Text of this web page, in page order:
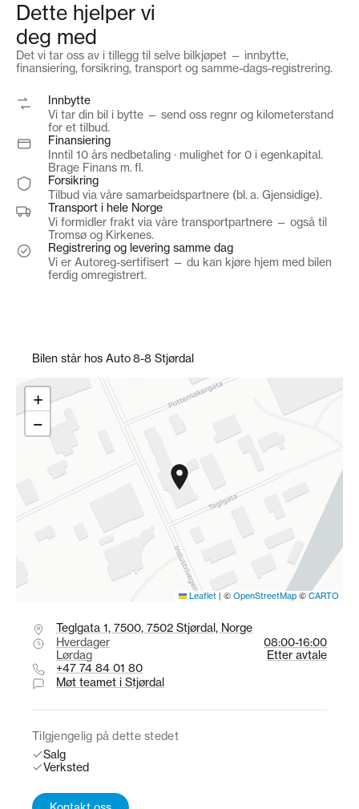
Totalt å betale for lånet
Finansiering via Brage Finans
Dette hjelper vi
deg med
Det vi tar oss av i tillegg til selve bilkjøpet — innbytte,
finansiering, forsikring, transport og samme-dags-registrering.
Innbytte
Vi tar din bil i bytte — send oss regnr og kilometerstand
for et tilbud.
Finansiering
Inntil 10 års nedbetaling · mulighet for 0 i egenkapital.
Brage Finans m. fl.
Forsikring
Tilbud via våre samarbeidspartnere (bl. a. Gjensidige).
Transport i hele Norge
Vi formidler frakt via våre transportpartnere — også til
Tromsø og Kirkenes.
Registrering og levering samme dag
Vi er Autoreg-sertifisert — du kan kjøre hjem med bilen
ferdig omregistrert.
Bilen står hos Auto 8-8 Stjørdal
+
−
Leaflet © OpenStreetMap © CARTO
Teglgata 1, 7500, 7502 Stjørdal, Norge
Hverdager
08:00-16:00
Lørdag
Etter avtale
+47 74 84 01 80
Møt teamet i Stjørdal
Tilgjengelig på dette stedet
Salg
Verksted